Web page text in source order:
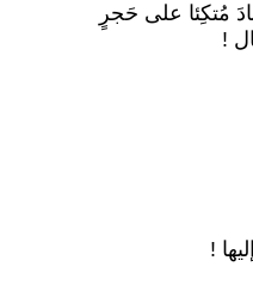
مُتكِئا على حَجرٍ
!
!